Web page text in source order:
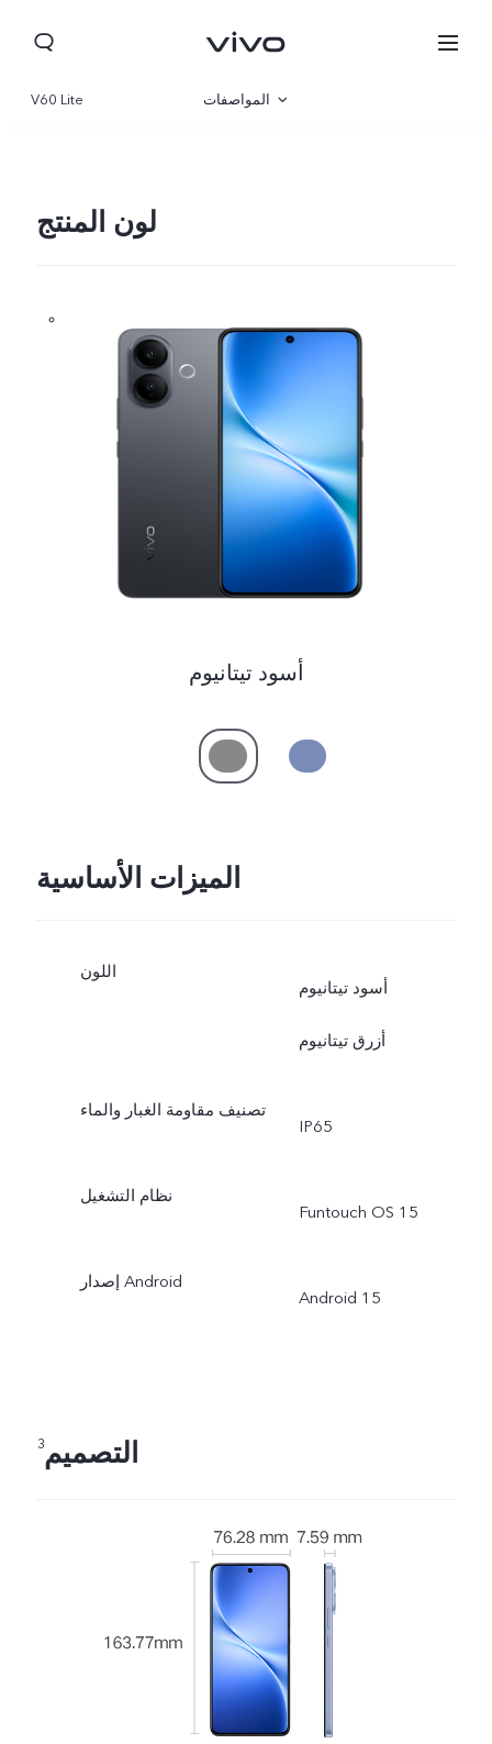
Egypt | حدد البلد/المنطقة
V60 Lite المواصفات
لون المنتج
أسود تيتانيوم
الميزات الأساسية
اللون
أسود تيتانيوم
أزرق تيتانيوم
تصنيف مقاومة الغبار والماء
IP65
نظام التشغيل
Funtouch OS 15
إصدار Android
Android 15
التصميم3